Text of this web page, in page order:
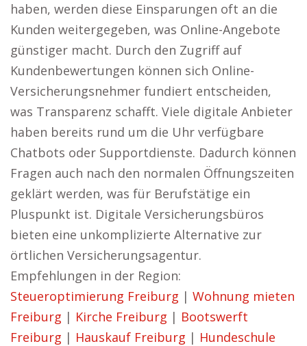
haben, werden diese Einsparungen oft an die
Kunden weitergegeben, was Online-Angebote
günstiger macht. Durch den Zugriff auf
Kundenbewertungen können sich Online-
Versicherungsnehmer fundiert entscheiden,
was Transparenz schafft. Viele digitale Anbieter
haben bereits rund um die Uhr verfügbare
Chatbots oder Supportdienste. Dadurch können
Fragen auch nach den normalen Öffnungszeiten
geklärt werden, was für Berufstätige ein
Pluspunkt ist. Digitale Versicherungsbüros
bieten eine unkomplizierte Alternative zur
örtlichen Versicherungsagentur.
Empfehlungen in der Region:
Steueroptimierung Freiburg | Wohnung mieten
Freiburg | Kirche Freiburg | Bootswerft
Freiburg | Hauskauf Freiburg | Hundeschule